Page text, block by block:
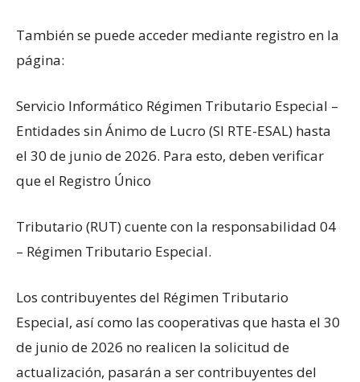
También se puede acceder mediante registro en la
página:
Servicio Informático Régimen Tributario Especial –
Entidades sin Ánimo de Lucro (SI RTE-ESAL) hasta
el 30 de junio de 2026. Para esto, deben verificar
que el Registro Único
Tributario (RUT) cuente con la responsabilidad 04
– Régimen Tributario Especial.
Los contribuyentes del Régimen Tributario
Especial, así como las cooperativas que hasta el 30
de junio de 2026 no realicen la solicitud de
actualización, pasarán a ser contribuyentes del